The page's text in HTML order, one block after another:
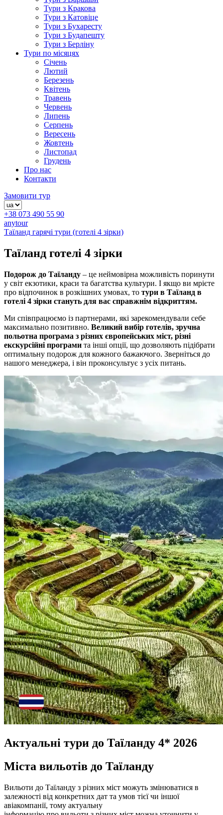
Тури з Кракова
Тури з Катовіце
Тури з Бухаресту
Тури з Будапешту
Тури з Берліну
Тури по місяцях
Січень
Лютий
Березень
Квітень
Травень
Червень
Липень
Серпень
Вересень
Жовтень
Листопад
Грудень
Про нас
Контакти
Замовити тур
+38 073 490 55 90
anytour
Таїланд гарячі тури (готелі 4 зірки)
Таїланд готелі 4 зірки
Подорож до Таїланду – це неймовірна можливість поринути
у світ екзотики, краси та багатства культури. І якщо ви мрієте
про відпочинок в розкішних умовах, то тури в Таїланд в
готелі 4 зірки стануть для вас справжнім відкриттям.
Ми співпрацюємо із партнерами, які зарекомендували себе
максимально позитивно. Великий вибір готелів, зручна
польотна програма з різних європейських міст, різні
екскурсійні програми та інші опції, що дозволяють підібрати
оптимальну подорож для кожного бажаючого. Зверніться до
нашого менеджера, і він проконсультує з усіх питань.
Актуальні тури до Таїланду 4* 2026
Міста вильотів до Таїланду
Вильоти до Таїланду з різних міст можуть змінюватися в
залежності від конкретних дат та умов тієї чи іншої
авіакомпанії, тому актуальну